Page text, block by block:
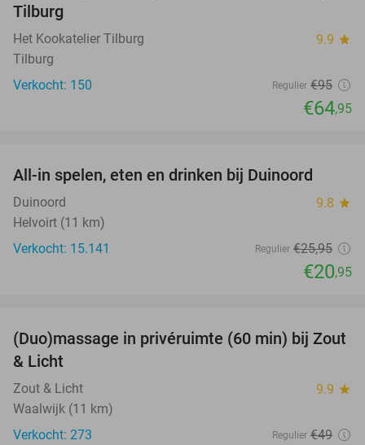
Tilburg
Het Kookatelier Tilburg 9.9 star
Tilburg
Verkocht: 150
Regulier €95
€64,95
All-in spelen, eten en drinken bij Duinoord
Duinoord 9.8 star
Helvoirt (11 km)
Verkocht: 15.141
Regulier €25,95
€20,95
49%
(Duo)massage in privéruimte (60 min) bij Zout
& Licht
Zout & Licht 9.9 star
Waalwijk (11 km)
Verkocht: 273
Regulier €49